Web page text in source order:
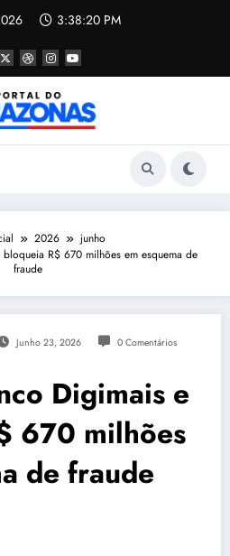
3:38:21 PM
2026
junho
R$ 670 milhões em esquema de
fraude
Junho 23, 2026 0 Comentários
Digimais e
670 milhões
de fraude